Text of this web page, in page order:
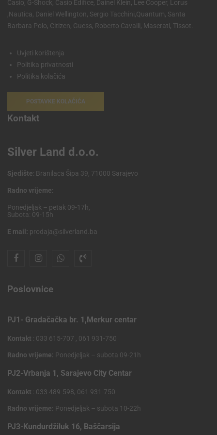
Casio, G-Shock, Casio Edifice, Dainel Klein, Lee Cooper, Lorus
,Nautica, Daniel Wellington, Sergio Tacchini,Quantum, Santa
Barbara Polo, Citizen, Guess, Roberto Cavalli, Maserati, Tissot.
Uvjeti korištenja
Politika privatnosti
Politika kolačića
POSTAVKE KOLAČIĆA
Kontakt
Silver Land d.o.o.
Sjedište: Branilaca Šipa 39, 71000 Sarajevo
Radno vrijeme:
Ponedjeljak – petak 09-17h,
Subota: 09-15h
E mail: prodaja@silverland.ba
Poslovnice
PJ1- Gradačačka br. 1,Merkur centar
Kontakt : 033 615-707 , 061 931-750
Radno vrijeme: Ponedjeljak – subota 09-21h
PJ2-Vrbanja 1, Sarajevo City Centar
Kontakt : 033 489-598, 061 931-750
Radno vrijeme: Ponedjeljak – subota 10-22h
PJ3-Kundurdžiluk 16, Baščarsija